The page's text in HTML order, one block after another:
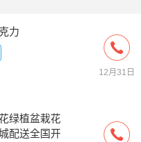
力
12月31日
绿植盆栽花
配送全国开